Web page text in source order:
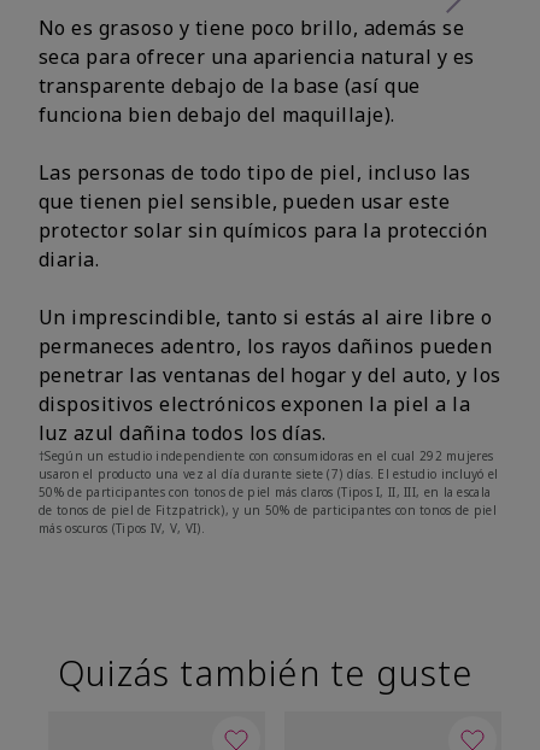
No es grasoso y tiene poco brillo, además se
seca para ofrecer una apariencia natural y es
transparente debajo de la base (así que
funciona bien debajo del maquillaje).
Las personas de todo tipo de piel, incluso las
que tienen piel sensible, pueden usar este
protector solar sin químicos para la protección
diaria.
Un imprescindible, tanto si estás al aire libre o
permaneces adentro, los rayos dañinos pueden
penetrar las ventanas del hogar y del auto, y los
dispositivos electrónicos exponen la piel a la
luz azul dañina todos los días.
†Según un estudio independiente con consumidoras en el cual 292 mujeres
usaron el producto una vez al día durante siete (7) días. El estudio incluyó el
50% de participantes con tonos de piel más claros (Tipos I, II, III, en la escala
de tonos de piel de Fitzpatrick), y un 50% de participantes con tonos de piel
más oscuros (Tipos IV, V, VI).
Quizás también te guste